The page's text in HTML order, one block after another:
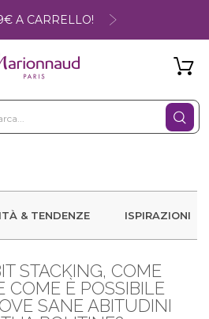
A CARRELLO!
& TENDENZE ISPIRAZIONI
STACKING, COME
COME È POSSIBILE
SANE ABITUDINI